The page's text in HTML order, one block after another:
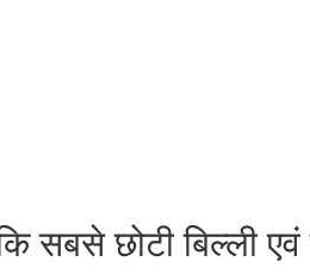
सबसे छोटी बिल्ली